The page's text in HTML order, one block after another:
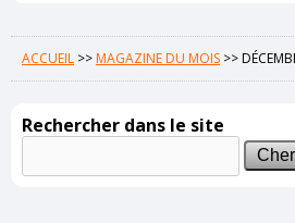
ACCUEIL >>MAGAZINE DU MOIS >>
Rechercher dans le site